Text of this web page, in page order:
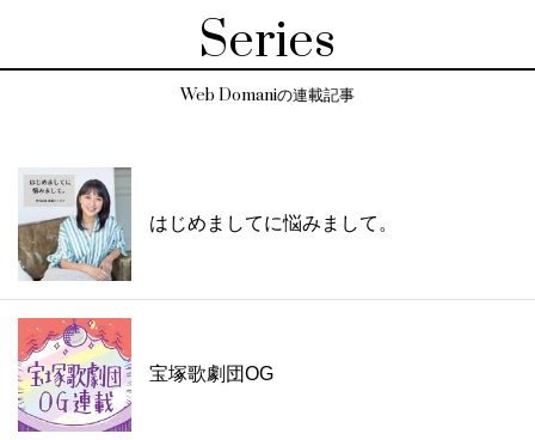
Series
Web Domaniの連載記事
はじめましてに悩みまして。
宝塚歌劇団OG